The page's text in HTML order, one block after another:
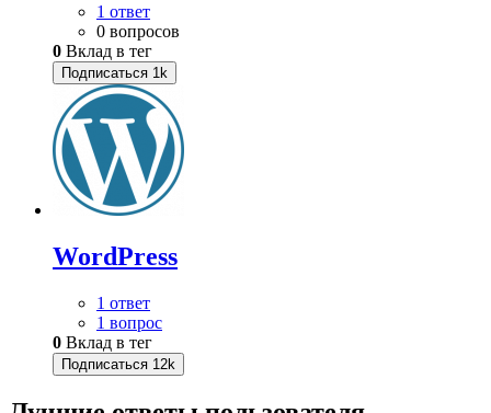
1 ответ
0 вопросов
0 Вклад в тег
Подписаться 1k
WordPress
1 ответ
1 вопрос
0 Вклад в тег
Подписаться 12k